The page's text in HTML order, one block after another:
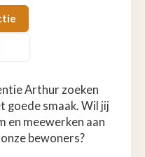
Arthur zoeken
goede smaak. Wil jij
en meewerken aan
bewoners?